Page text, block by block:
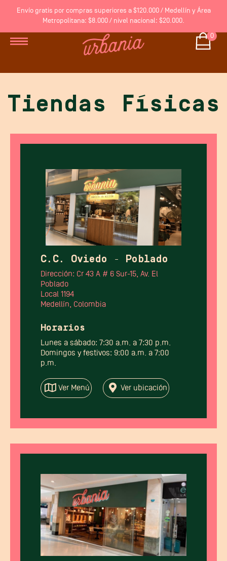
Envío gratis por compras superiores a $120.000 / Medellín y Área
Metropolitana: $8.000 / nivel nacional: $20.000.
0
Tiendas Físicas
C.C. Oviedo - Poblado
Dirección: Cr 43 A # 6 Sur-15, Av. El
Poblado
Local 1194
Medellín, Colombia
Horarios
Lunes a sábado: 7:30 a.m. a 7:30 p.m.
Domingos y festivos: 9:00 a.m. a 7:00
p.m.
Ver Menú Ver ubicación